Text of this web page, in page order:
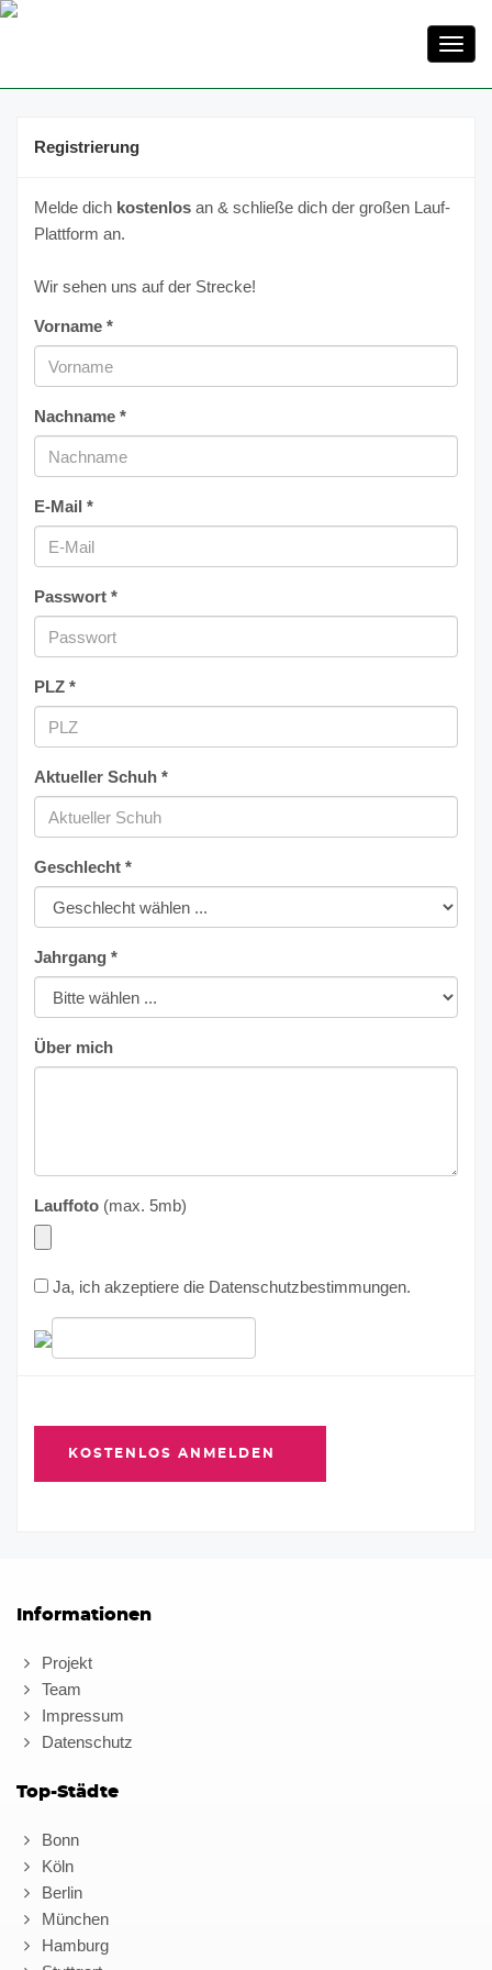
Registrierung
Melde dich kostenlos an & schließe dich der großen Lauf-
Plattform an.
Wir sehen uns auf der Strecke!
Vorname *
Nachname *
E-Mail *
Passwort *
PLZ *
Aktueller Schuh *
Geschlecht *
Jahrgang *
Über mich
Lauffoto (max. 5mb)
Ja, ich akzeptiere die Datenschutzbestimmungen.
Informationen
Projekt
Team
Impressum
Datenschutz
Top-Städte
Bonn
Köln
Berlin
München
Hamburg